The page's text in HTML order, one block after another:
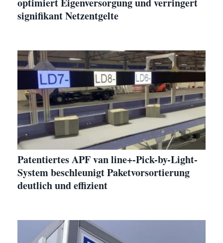
signifikant Netzentgelte
Patentiertes APF van line+-Pick-by-Light-
System beschleunigt Paketvorsortierung
deutlich und effizient